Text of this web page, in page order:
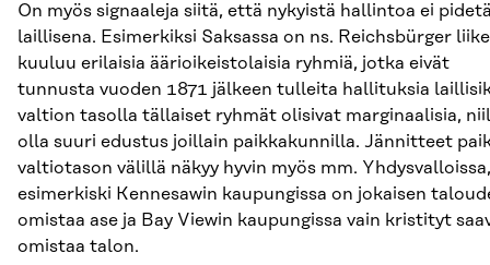
On myös signaaleja siitä, että nykyistä hallintoa ei
laillisena. Esimerkiksi Saksassa on ns. Reichsbürger
kuuluu erilaisia äärioikeistolaisia ryhmiä, jotka eivät
tunnusta vuoden 1871 jälkeen tulleita hallituksia
valtion tasolla tällaiset ryhmät olisivat marginaalisia,
olla suuri edustus joillain paikkakunnilla. Jännitteet
valtiotason välillä näkyy hyvin myös mm.
esimerkiski Kennesawin kaupungissa on jokaisen
omistaa ase ja Bay Viewin kaupungissa vain kristityt
omistaa talon.